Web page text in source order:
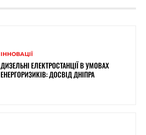
ІННОВАЦІЇ
ДИЗЕЛЬНІ ЕЛЕКТРОСТАНЦІЇ В УМОВАХ
ЕНЕРГОРИЗИКІВ: ДОСВІД ДНІПРА